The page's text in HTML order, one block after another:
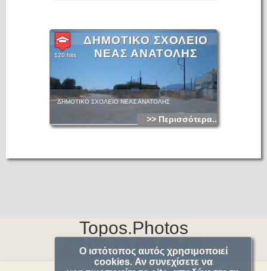
ΔΗΜΟΤΙΚΟ ΣΧΟΛΕΙΟ
ΝΕΑΣ ΑΝΑΤΟΛΗΣ
120 hits
ΔΗΜΟΤΙΚΟ ΣΧΟΛΕΙΟ ΝΕΑΣ ΑΝΑΤΟΛΗΣ
>> Περισσότερα...
Topos.Photos
Ο ιστότοπος αυτός χρησιμοποιεί
cookies. Αν συνεχίσετε να